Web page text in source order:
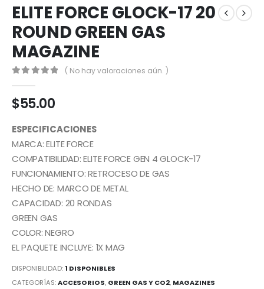
ELITE FORCE GLOCK-17 20
ROUND GREEN GAS
MAGAZINE
( No hay valoraciones aún. )
$55.00
ESPECIFICACIONES
MARCA: ELITE FORCE
COMPATIBILIDAD: ELITE FORCE GEN 4 GLOCK-17
FUNCIONAMIENTO: RETROCESO DE GAS
HECHO DE: MARCO DE METAL
CAPACIDAD: 20 RONDAS
GREEN GAS
COLOR: NEGRO
EL PAQUETE INCLUYE: 1X MAG
DISPONIBILIDAD:1 DISPONIBLES
CATEGORÍAS:ACCESORIOS, GREEN GAS Y CO2, MAGAZINES